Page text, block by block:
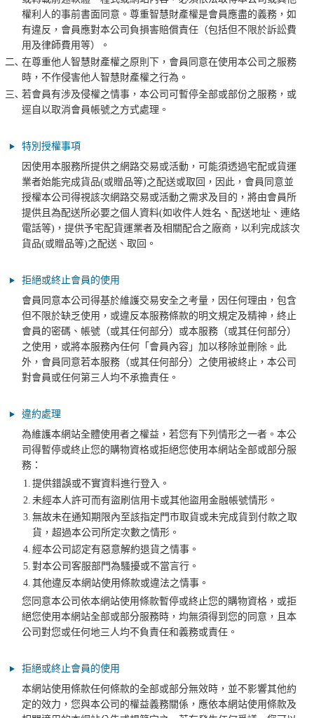
權利人的事前書面同意。尊重智慧財產權是會員應盡的義務，如
有違反，會員應對本公司負損害賠償責任（包括但不限於訴訟費
用及律師費用等）。
二､ 在尊重他人智慧財產權之原則下，會員同意在使用本公司之服務
時，不作侵害他人智慧財產權之行為。
三､ 若會員有涉及侵權之情事，本公司可暫停全部或部份之服務，或
逕自以取消會員帳號之方式處理。
特別授權事項
因使用本服務所提供之網路交易或活動，可能須透過宅配或貨運
業者始能完成貨品(或贈品等)之配送或取回，因此，會員同意並
授權本公司得視該次網路交易或活動之需求及目的，將由會員所
提供且為配送所必要之個人資料(如收件人姓名、配送地址、連絡
電話等)，提供予宅配貨運業者及相關配合之廠商，以利完成該次
貨品(或贈品等)之配送、取回。
拒絕或終止會員的使用
會員同意本公司得基於維護交易安全之考量，因任何理由，包含
但不限於缺乏使用，或違反本服務條款的明文規定及精神，終止
會員的密碼、帳號（或其任何部分）或本服務（或其任何部分）
之使用，或將本服務內任何「會員內容」加以移除並刪除。此
外，會員同意若本服務（或其任何部分）之使用被終止，本公司
對會員或任何第三人均不承擔責任。
違約處理
為維護本網站全體使用者之權益，若您有下列情形之一者。本公
司得暫停或終止您的購物資格或拒絕您使用本網站全部或部分服
務：
1. 提供錯誤或不實資料進行登入。
2. 未經本人許可而有盜刷信用卡或其他盜用金融帳號情形。
3. 無故未在通知期限內至該指定門市取貨或未完成貨到付款之取
貨，超過本公司所定次數之情形。
4. 經本公司認定有惡意解約退貨之情事。
5. 對本公司客服部門為騷擾或不當言行。
4. 其他違反本網站使用條款或違法之情事。
您同意本公司依本網站使用條款暫停或終止您的購物資格，或拒
絕您使用本網站全部或部分服務時，均無須得到您的同意，且本
公司對您或任何地三人均不負責任和義務或責任。
拒絕或終止會員的使用
本網站使用條款任何條款的全部或部分無效時，並不影響其他約
定的效力，您與本公司的權益義務關係，應依本網站使用條款及